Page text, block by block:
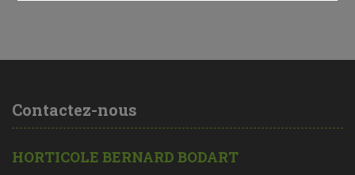
Contactez-nous
HORTICOLE BERNARD BODART